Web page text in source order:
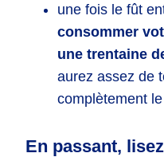
une fois le fût
consommer
une trentaine
aurez assez de
complètement
En passant,